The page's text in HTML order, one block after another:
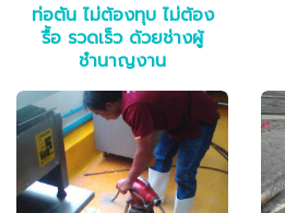
ท่อตัน ไม่ต้องทุบ ไม่ต้อง
รื้อ รวดเร็ว ด้วยช่างผู้
ชำนาญงาน